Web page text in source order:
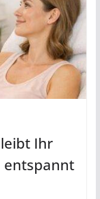
Ihr
entspannt